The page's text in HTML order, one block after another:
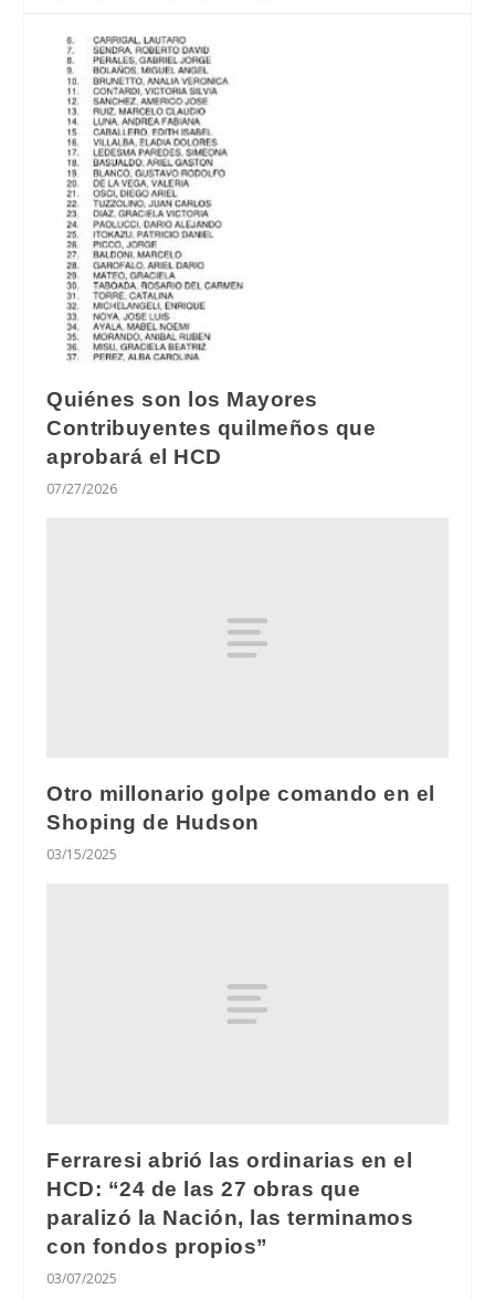
Quiénes son los Mayores
Contribuyentes quilmeños que
aprobará el HCD
07/27/2026
Otro millonario golpe comando en el
Shoping de Hudson
03/15/2025
Ferraresi abrió las ordinarias en el
HCD: “24 de las 27 obras que
paralizó la Nación, las terminamos
con fondos propios”
03/07/2025